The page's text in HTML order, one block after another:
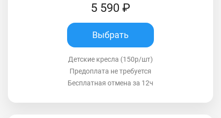
5 590 ₽
Выбрать
Детские кресла (150р/шт)
Предоплата не требуется
Бесплатная отмена за 12ч